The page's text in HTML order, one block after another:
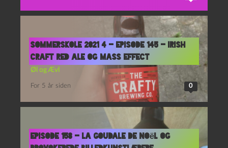
Sommerskole 2021 4 – Episode 145 – Irish
Craft Red Ale og Mass Effect
Øl og Ævl
For 5 år siden 0
Episode 158 – La Goudale de Noël og